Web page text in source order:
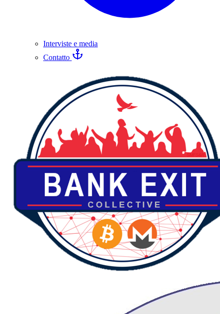
Interviste e media
Contatto